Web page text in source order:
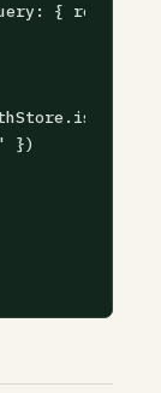
{
})